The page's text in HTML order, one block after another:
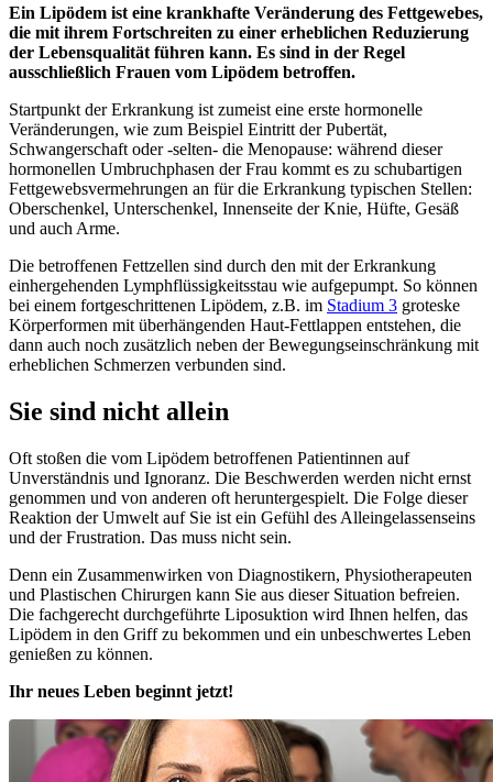
Ein Lipödem ist eine krankhafte Veränderung des Fettgewebes,
die mit ihrem Fortschreiten zu einer erheblichen Reduzierung
der Lebensqualität führen kann. Es sind in der Regel
ausschließlich Frauen vom Lipödem betroffen.
Startpunkt der Erkrankung ist zumeist eine erste hormonelle
Veränderungen, wie zum Beispiel Eintritt der Pubertät,
Schwangerschaft oder -selten- die Menopause: während dieser
hormonellen Umbruchphasen der Frau kommt es zu schubartigen
Fettgewebsvermehrungen an für die Erkrankung typischen Stellen:
Oberschenkel, Unterschenkel, Innenseite der Knie, Hüfte, Gesäß
und auch Arme.
Die betroffenen Fettzellen sind durch den mit der Erkrankung
einhergehenden Lymphflüssigkeitsstau wie aufgepumpt. So können
bei einem fortgeschrittenen Lipödem, z.B. im Stadium 3 groteske
Körperformen mit überhängenden Haut-Fettlappen entstehen, die
dann auch noch zusätzlich neben der Bewegungseinschränkung mit
erheblichen Schmerzen verbunden sind.
Sie sind nicht allein
Oft stoßen die vom Lipödem betroffenen Patientinnen auf
Unverständnis und Ignoranz. Die Beschwerden werden nicht ernst
genommen und von anderen oft heruntergespielt. Die Folge dieser
Reaktion der Umwelt auf Sie ist ein Gefühl des Alleingelassenseins
und der Frustration. Das muss nicht sein.
Denn ein Zusammenwirken von Diagnostikern, Physiotherapeuten
und Plastischen Chirurgen kann Sie aus dieser Situation befreien.
Die fachgerecht durchgeführte Liposuktion wird Ihnen helfen, das
Lipödem in den Griff zu bekommen und ein unbeschwertes Leben
genießen zu können.
Ihr neues Leben beginnt jetzt!